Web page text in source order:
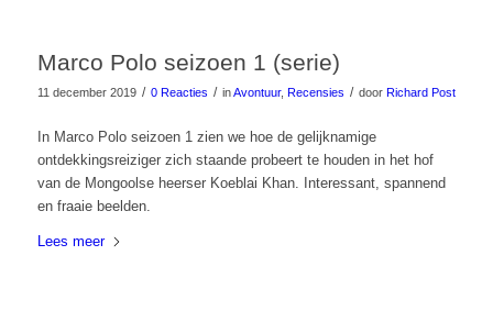
Marco Polo seizoen 1 (serie)
11 december 2019 / 0 Reacties / inAvontuur, Recensies / door Richard Post
In Marco Polo seizoen 1 zien we hoe de gelijknamige
ontdekkingsreiziger zich staande probeert te houden in het hof
van de Mongoolse heerser Koeblai Khan. Interessant, spannend
en fraaie beelden.
Lees meer